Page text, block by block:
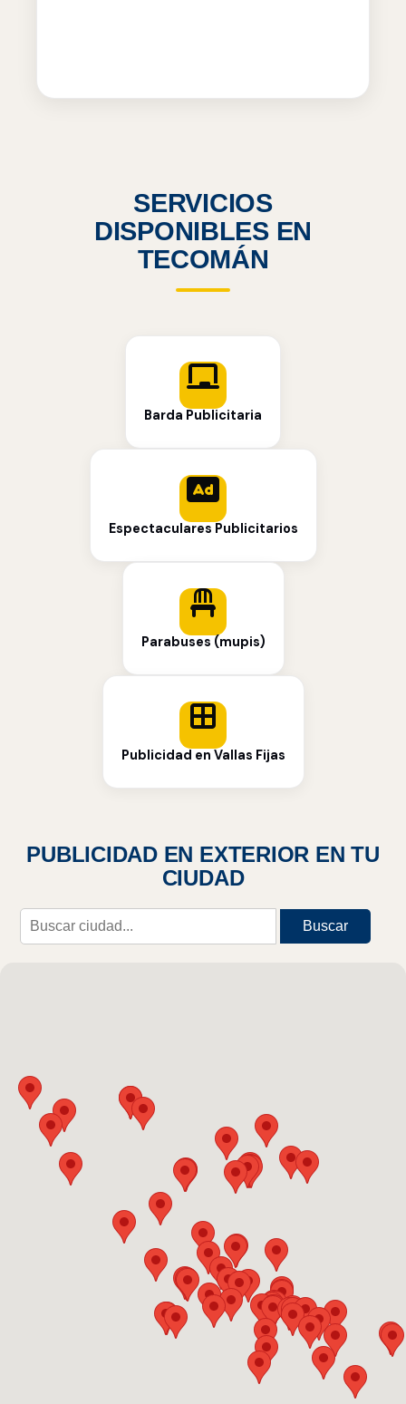
SERVICIOS
DISPONIBLES EN
TECOMÁN
Barda Publicitaria
Espectaculares Publicitarios
Parabuses (mupis)
Publicidad en Vallas Fijas
PUBLICIDAD EN EXTERIOR EN TU
CIUDAD
Buscar